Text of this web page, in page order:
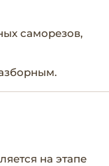
саморезов,
на этапе